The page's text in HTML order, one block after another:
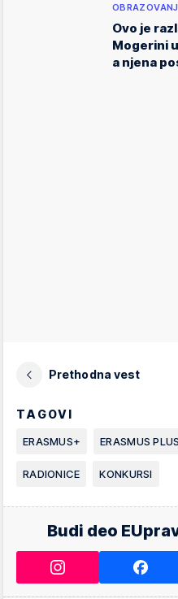
Ovo je
Mogerini
a njena
Prethodna vest
TAGOVI
ERASMUS+ ERASMUS PLUS
RADIONICE KONKURSI
Budi deo